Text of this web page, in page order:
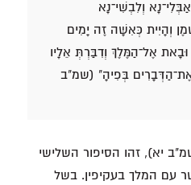
וְלִבְשִׁי־נָא
וְהָיִית כְּאִשָּׁה זֶה יָמִים
אֶל־הַמֶּלֶךְ וְדִבַּרְתְּ אֵלָיו
בְּפִיהָ" (שמ"ב
יא), זהו הסיפור השלישי
עם המלך בעקיפין. בשל